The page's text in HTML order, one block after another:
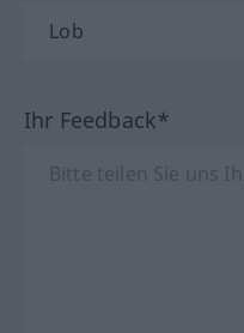
Ihr Feedback*